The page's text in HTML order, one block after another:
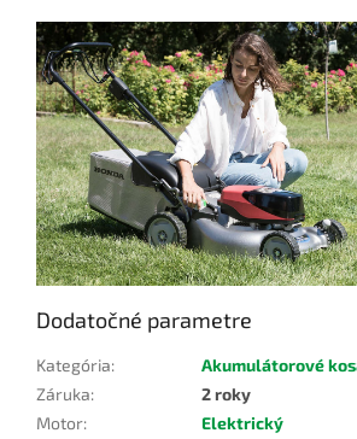
Dodatočné parametre
Kategória:
Akumulátorové
Záruka:
2 roky
Motor:
Elektrický